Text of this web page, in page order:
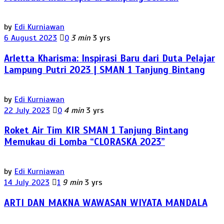
by Edi Kurniawan
6 August 2023
0 3 min 3 yrs
Arletta Kharisma: Inspirasi Baru dari Duta Pelajar
Lampung Putri 2023 | SMAN 1 Tanjung Bintang
by Edi Kurniawan
22 July 2023
0 4 min 3 yrs
Roket Air Tim KIR SMAN 1 Tanjung Bintang
Memukau di Lomba “CLORASKA 2023”
by Edi Kurniawan
14 July 2023
1 9 min 3 yrs
ARTI DAN MAKNA WAWASAN WIYATA MANDALA